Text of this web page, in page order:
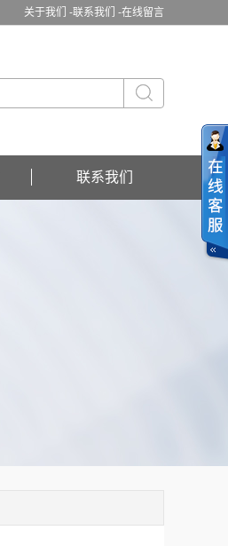
关于我们 -联系我们 -在线留言
联系我们